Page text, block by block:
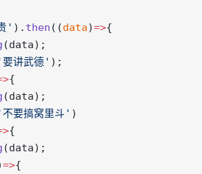
' ). then ((data)=>{
(data);
讲武德' );
{
(data);
要搞窝里斗' )
{
(data);
=>{